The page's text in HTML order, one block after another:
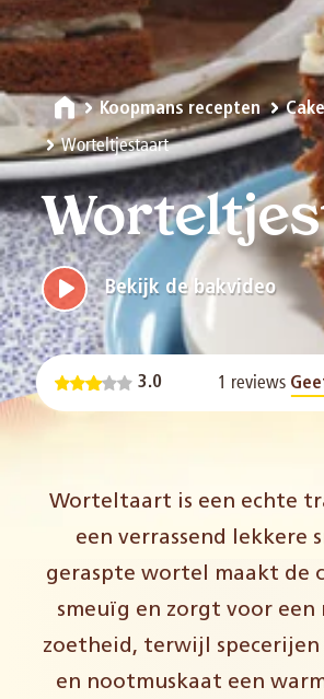
Koopmans recepten Cake
Worteltjestaart
Bekijk de bakvideo
3.0 1 reviews
Worteltaart is een echte
een verrassend lekkere
geraspte wortel maakt de
smeuïg en zorgt voor
zoetheid, terwijl specerijen
en nootmuskaat een